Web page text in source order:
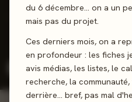
du 6 décembre… on a un
mais pas du projet.
Ces derniers mois, on a
en profondeur : les fiches
avis médias, les listes, le
recherche, la
derrière… bref, pas mal
Ce mois : 46 sorties· 5 vendredis
Jeux de
Enfant / Éveil